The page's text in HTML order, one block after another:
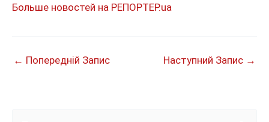
Больше новостей на РЕПОРТЕР.ua
← Попередній Запис Наступний Запис →